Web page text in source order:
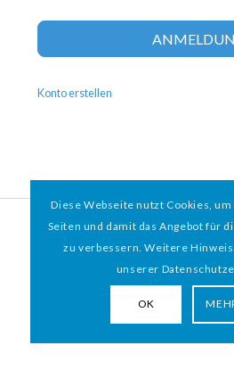
Konto erstellen
© 2026 HAMBURGER*MIT HERZ e.V. |
Diese Webseite nutzt Cookies,
Seiten und damit das Angebot für
zu verbessern. Weitere
unserer
OK